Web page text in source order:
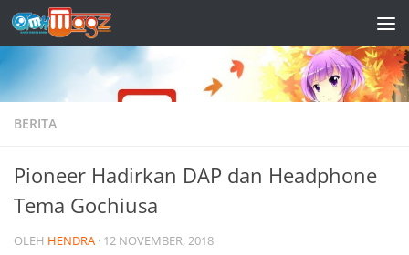
Skip to content
BERITA
Pioneer Hadirkan DAP dan Headphone
Tema Gochiusa
OLEH HENDRA · 12 NOVEMBER, 2018